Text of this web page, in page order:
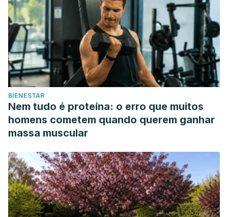
como lengua extranjera.Revista Boletín Redipe,6(4),
91-98.
Shafirova, L., & Cassany, D. (2017). Aprendiendo
idiomas en línea en el tiempo libre.Revista de estudios
socioeducativos. 2017; 5: 49-62.
BIENESTAR
Nem tudo é proteína: o erro que muitos
homens cometem quando querem ganhar
massa muscular